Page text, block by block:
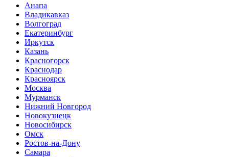
Анапа
Владикавказ
Волгоград
Екатеринбург
Иркутск
Казань
Красногорск
Краснодар
Красноярск
Москва
Мурманск
Нижний Новгород
Новокузнецк
Новосибирск
Омск
Ростов-на-Дону
Самара